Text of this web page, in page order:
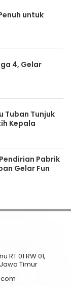
untuk
4, Gelar
Tuban Tunjuk
Kepala
Pabrik
Gelar Fun
01 RW 01,
Timur